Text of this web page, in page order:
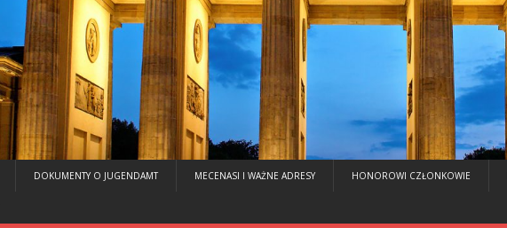
DOKUMENTY O JUGENDAMT MECENASI I WAŻNE ADRESY HONOROWI CZŁONKOWIE